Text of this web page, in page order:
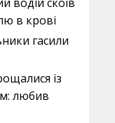
в крові
гасили
із
любив